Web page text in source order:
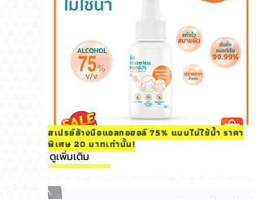
สเปรย์ล้างมือแอลกอฮอล์ 75% แบบไม่ใช้น้ำ ราคา
พิเศษ 20 บาทเท่านั้น!
ดูเพิ่มเติม